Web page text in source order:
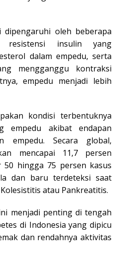
dipengaruhi oleh beberapa
insulin yang
dalam empedu, serta
mengganggu kontraksi
empedu menjadi lebih
kondisi terbentuknya
empedu akibat endapan
empedu. Secara global,
mencapai 11,7 persen
50 hingga 75 persen kasus
dan baru terdeteksi saat
Kolesistitis atau Pankreatitis.
menjadi penting di tengah
di Indonesia yang dipicu
dan rendahnya aktivitas